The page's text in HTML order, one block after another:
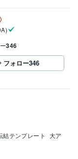
346
フォロー346
テンプレート
大ア